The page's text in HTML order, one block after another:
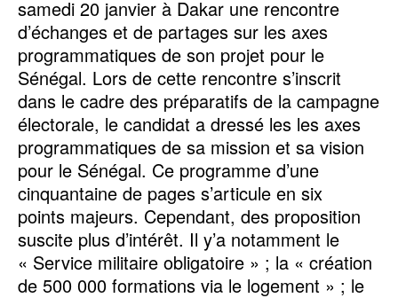
samedi 20 janvier à Dakar une rencontre
d’échanges et de partages sur les axes
programmatiques de son projet pour le
Sénégal. Lors de cette rencontre s’inscrit
dans le cadre des préparatifs de la campagne
électorale, le candidat a dressé les les axes
programmatiques de sa mission et sa vision
pour le Sénégal. Ce programme d’une
cinquantaine de pages s’articule en six
points majeurs. Cependant, des proposition
suscite plus d’intérêt. Il y’a notamment le
« Service militaire obligatoire » ; la « création
de 500 000 formations via le logement » ; le